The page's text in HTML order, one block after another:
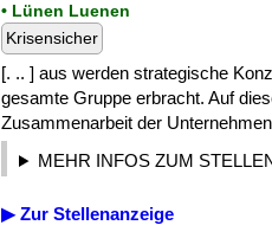
• Lünen Luenen
Krisensicher
[. .. ] aus werden strategische
gesamte Gruppe erbracht. Auf
Zusammenarbeit der
MEHR INFOS ZUM
▶ Zur Stellenanzeige